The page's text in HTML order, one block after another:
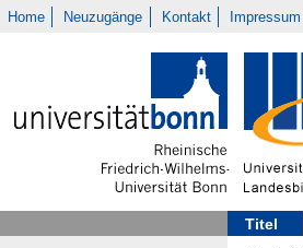
Home Neuzugänge Kontakt Impressum
Titel